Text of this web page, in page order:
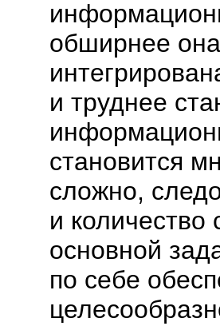
обширнее
и труднее
становится
сложно,
и количество
основной
по себе